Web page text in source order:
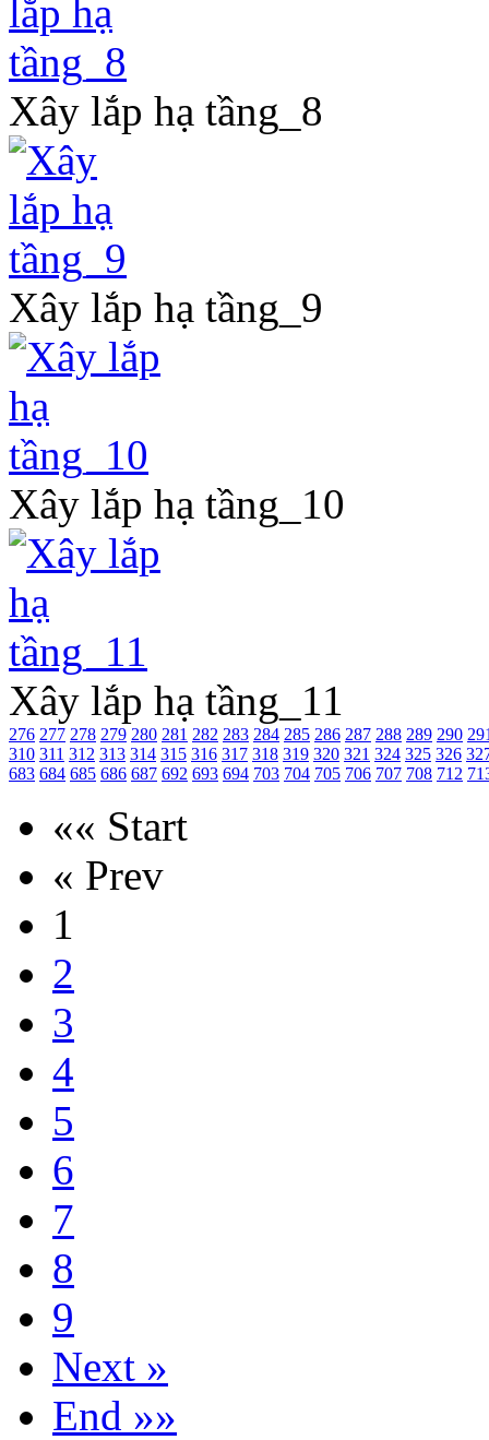
Xây lắp hạ tầng_8
Xây lắp hạ tầng_9
Xây lắp hạ tầng_10
Xây lắp hạ tầng_11
276 277 278 279 280 281 282 283 284 285 286 287 288 289 290
310 311 312 313 314 315 316 317 318 319 320 321 324 325 326
683 684 685 686 687 692 693 694 703 704 705 706 707 708 712
«« Start
« Prev
1
2
3
4
5
6
7
8
9
Next »
End »»